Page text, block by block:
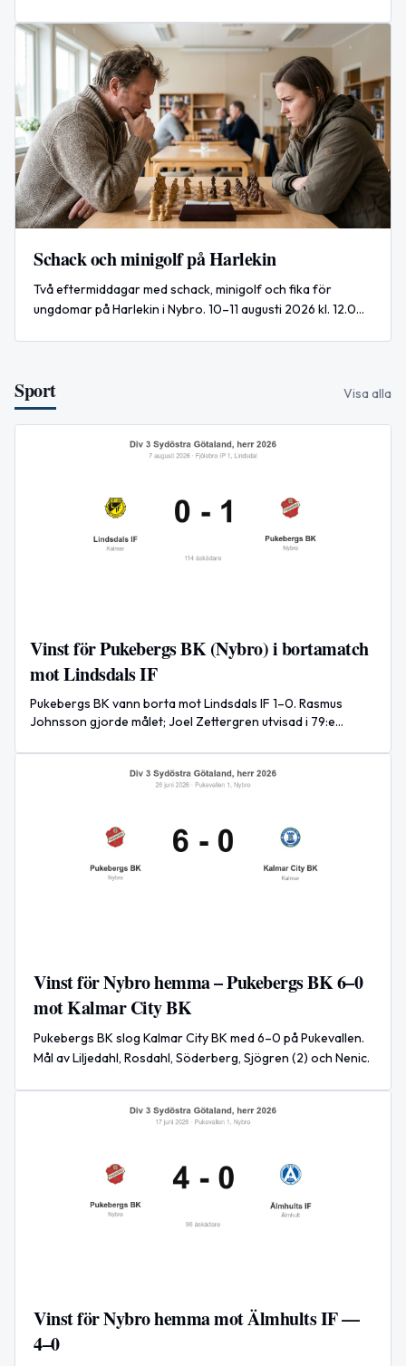
Schack och minigolf på Harlekin
Två eftermiddagar med schack, minigolf och fika för
ungdomar på Harlekin i Nybro. 10–11 augusti 2026 kl. 12.00–
Sport Visa alla
Vinst för Pukebergs BK (Nybro) i bortamatch
mot Lindsdals IF
Pukebergs BK vann borta mot Lindsdals IF 1–0. Rasmus
Johnsson gjorde målet; Joel Zettergren utvisad i 79:e
Vinst för Nybro hemma – Pukebergs BK 6–0
mot Kalmar City BK
Pukebergs BK slog Kalmar City BK med 6–0 på Pukevallen.
Mål av Liljedahl, Rosdahl, Söderberg, Sjögren (2) och Nenic.
Vinst för Nybro hemma mot Älmhults IF —
4–0